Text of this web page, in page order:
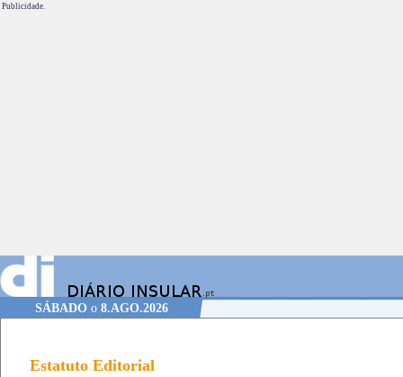
Publicidade.
SÁBADOo 8.AGO.2026
Estatuto Editorial